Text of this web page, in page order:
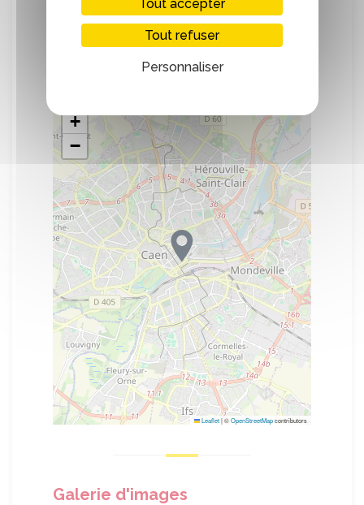
Localisation
+
−
Leaflet|©OpenStreetMapcontributors
Galerie d'images
Tout accepter
Tout refuser
Personnaliser